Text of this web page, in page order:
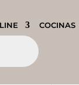
COCINAS